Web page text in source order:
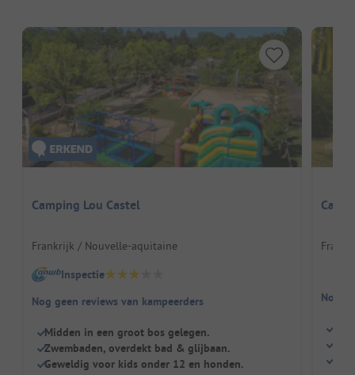
Camping Lou Castel
Frankrijk / Nouvelle-aquitaine
Inspectie
Nog geen reviews van kampeerders
Midden in een groot bos gelegen.
Zwembaden, overdekt bad & glijbaan.
Geweldig voor kids onder 12 en honden.
Nog